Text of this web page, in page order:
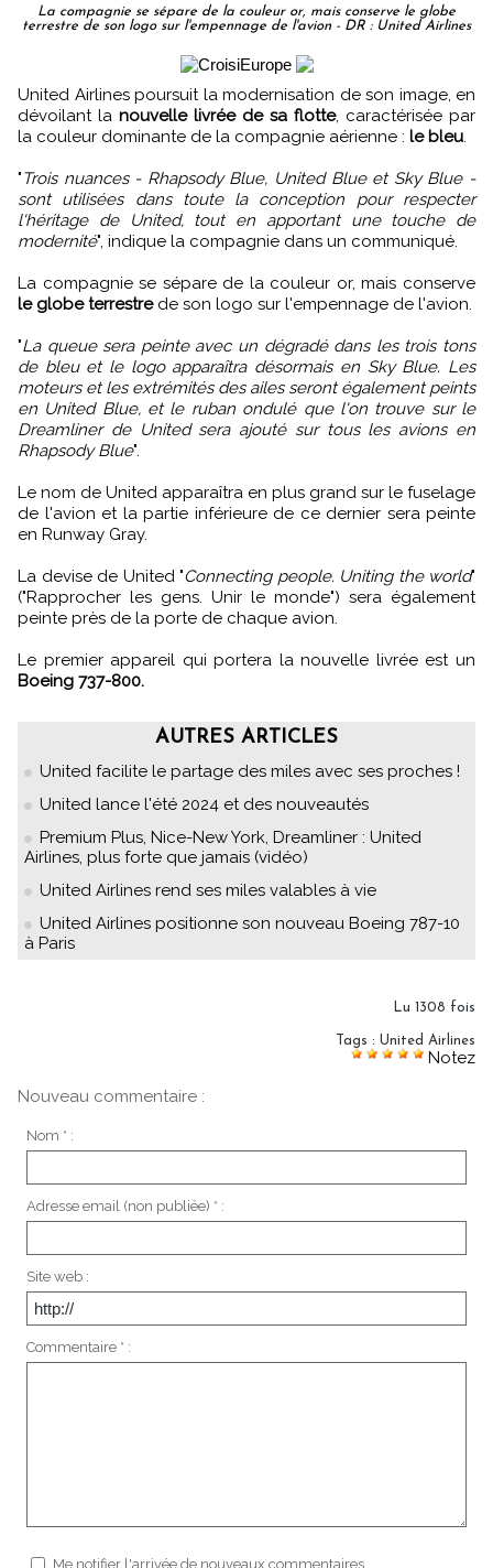
La compagnie se sépare de la couleur or, mais conserve le globe
terrestre de son logo sur l'empennage de l'avion - DR : United Airlines
United Airlines poursuit la modernisation de son image, en
dévoilant la nouvelle livrée de sa flotte, caractérisée par
la couleur dominante de la compagnie aérienne : le bleu.
"Trois nuances - Rhapsody Blue, United Blue et Sky Blue -
sont utilisées dans toute la conception pour respecter
l'héritage de United, tout en apportant une touche de
modernité", indique la compagnie dans un communiqué.
La compagnie se sépare de la couleur or, mais conserve
le globe terrestrede son logo sur l'empennage de l'avion.
"La queue sera peinte avec un dégradé dans les trois tons
de bleu et le logo apparaîtra désormais en Sky Blue. Les
moteurs et les extrémités des ailes seront également peints
en United Blue, et le ruban ondulé que l'on trouve sur le
Dreamliner de United sera ajouté sur tous les avions en
Rhapsody Blue".
Le nom de United apparaîtra en plus grand sur le fuselage
de l'avion et la partie inférieure de ce dernier sera peinte
en Runway Gray.
La devise de United "Connecting people. Uniting the world"
("Rapprocher les gens. Unir le monde") sera également
peinte près de la porte de chaque avion.
Le premier appareil qui portera la nouvelle livrée est un
Boeing 737-800.
AUTRES ARTICLES
United facilite le partage des miles avec ses proches !
United lance l'été 2024 et des nouveautés
Premium Plus, Nice-New York, Dreamliner : United
Airlines, plus forte que jamais (vidéo)
United Airlines rend ses miles valables à vie
United Airlines positionne son nouveau Boeing 787-10
à Paris
Lu 1308 fois
Tags : United Airlines
Notez
Nouveau commentaire :
Nom * :
Adresse email (non publiée) * :
Site web :
Commentaire * :
Me notifier l'arrivée de nouveaux commentaires